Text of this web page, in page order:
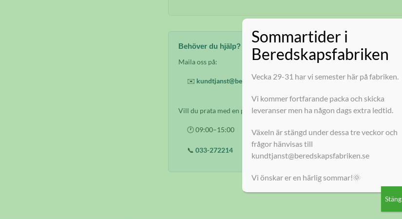
Behöver du hjälp?
Maila oss på:
✉️ kundtjanst@beredskapsfabriken.se
Vill du prata med en person? Kontakta oss direkt. Helgfria vardagar mellan:
🕐 09:00–15:00
📞 033-272214
Sommartider i
Beredskapsfabriken
Vecka 29-31 har vi semester här på fabriken.
Vi kommer fortfarande packa och skicka
leveranser men ha någon dags extra ledtid.
Växeln är stängd under dessa tre veckor och
frågor hänvisas till
kundtjanst@beredskapsfabriken.se
Vi önskar er en härlig sommar!🌞
Stäng